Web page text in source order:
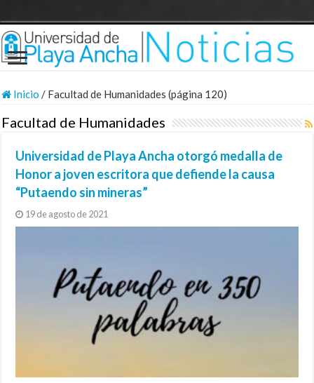
Inicio / Facultad de Humanidades (página 120)
Facultad de Humanidades
Universidad de Playa Ancha otorgó medalla de
Honor a joven escritora que defiende la causa
“Putaendo sin mineras”
19 de agosto de 2021